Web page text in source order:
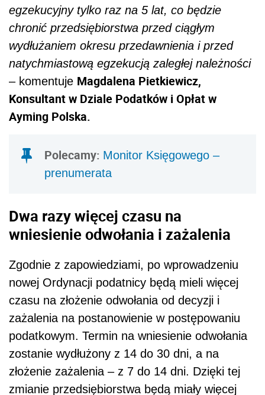
egzekucyjny tylko raz na 5 lat, co będzie
chronić przedsiębiorstwa przed ciągłym
wydłużaniem okresu przedawnienia i przed
natychmiastową egzekucją zaległej należności
– komentuje Magdalena Pietkiewicz,
Konsultant w Dziale Podatków i Opłat w
Ayming Polska.
Polecamy: Monitor Księgowego –
prenumerata
Dwa razy więcej czasu na
wniesienie odwołania i zażalenia
Zgodnie z zapowiedziami, po wprowadzeniu
nowej Ordynacji podatnicy będą mieli więcej
czasu na złożenie odwołania od decyzji i
zażalenia na postanowienie w postępowaniu
podatkowym. Termin na wniesienie odwołania
zostanie wydłużony z 14 do 30 dni, a na
złożenie zażalenia – z 7 do 14 dni. Dzięki tej
zmianie przedsiębiorstwa będą miały więcej